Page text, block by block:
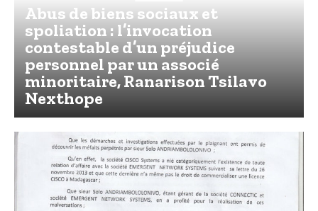
Abus de biens sociaux et
spoliation : l’invocation
contestable d’un préjudice
personnel par un associé
minoritaire, Ranarison Tsilavo
Nexthope